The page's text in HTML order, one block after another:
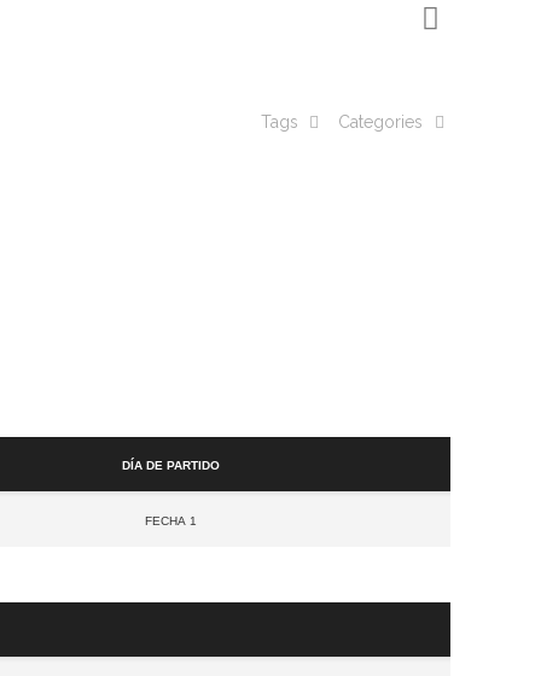
Categories
Tags
Día de partido
Fecha 1